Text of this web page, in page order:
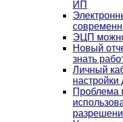
ИП
ЭЦП можно
Новый
знать
Личный
настройки
Проблема